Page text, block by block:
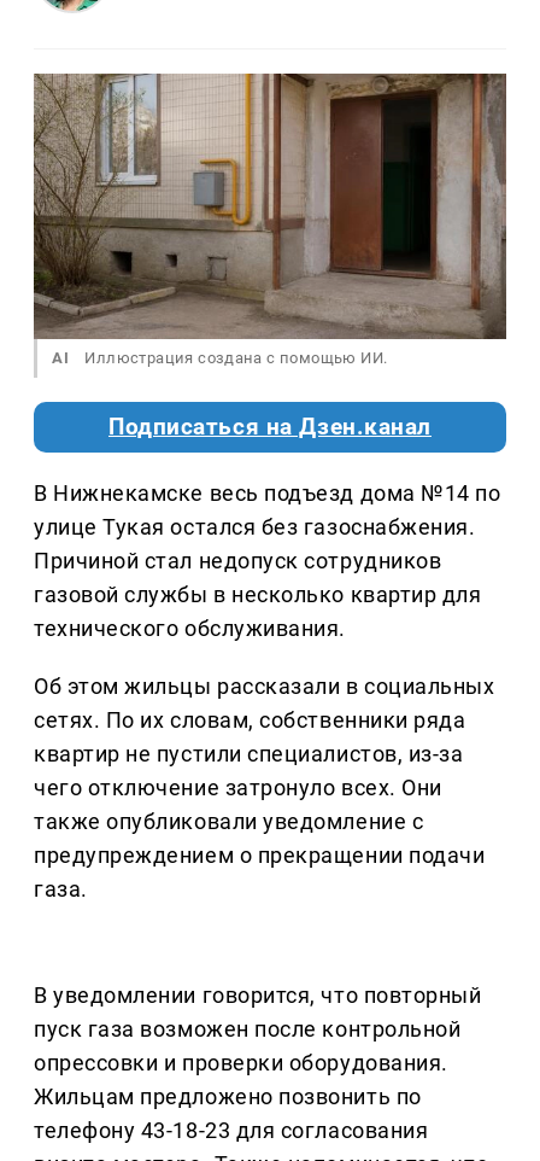
AI Иллюстрация создана с помощью ИИ.
Подписаться на Дзен.канал
В Нижнекамске весь подъезд дома №14 по
улице Тукая остался без газоснабжения.
Причиной стал недопуск сотрудников
газовой службы в несколько квартир для
технического обслуживания.
Об этом жильцы рассказали в социальных
сетях. По их словам, собственники ряда
квартир не пустили специалистов, из-за
чего отключение затронуло всех. Они
также опубликовали уведомление с
предупреждением о прекращении подачи
газа.
В уведомлении говорится, что повторный
пуск газа возможен после контрольной
опрессовки и проверки оборудования.
Жильцам предложено позвонить по
телефону 43-18-23 для согласования